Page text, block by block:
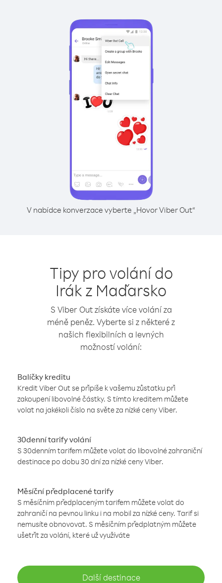
V nabídce konverzace vyberte „Hovor Viber Out“
Tipy pro volání do
Irák z Maďarsko
S Viber Out získáte více volání za
méně peněz. Vyberte si z některé z
našich flexibilních a levných
možností volání:
Balíčky kreditu
Kredit Viber Out se připíše k vašemu zůstatku při
zakoupení libovolné částky. S tímto kreditem můžete
volat na jakékoli číslo na světe za nízké ceny Viber.
30denní tarify volání
S 30denním tarifem můžete volat do libovolné zahraniční
destinace po dobu 30 dní za nízké ceny Viber.
Měsíční předplacené tarify
S měsíčním předplaceným tarifem můžete volat do
zahraničí na pevnou linku i na mobil za nízké ceny. Tarif si
nemusíte obnovovat. S měsíčním předplatným můžete
ušetřit za volání, které už využíváte
Další destinace